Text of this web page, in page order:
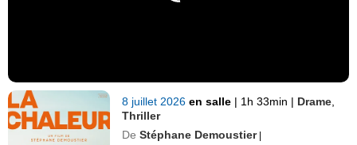
8 juillet 2026en salle | 1h 33min | Drame
Thriller
De Stéphane Demoustier |